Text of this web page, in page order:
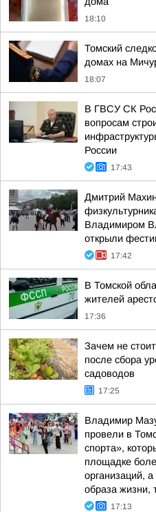
18:10
Томский
домах на
18:07
В ГВСУ СК
вопросам
России
17:43
Дмитрий
Владимиром
открыли
17:42
В Томской
жителей
17:36
Зачем не
после сбора
садоводов
17:25
Владимир
провели в
спорта»,
площадке
организаций,
образа жизни,
17:13